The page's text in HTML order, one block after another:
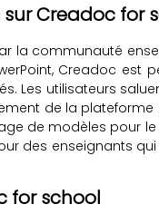
Creadoc for
la communauté
Creadoc est
Les utilisateurs
de la
de modèles pour
des enseignants
for school